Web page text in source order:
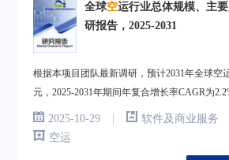
全球空运行业总体规模、主
研报告，2025-2031
根据本项目团队最新调研，预计2031年全球空
元，2025-2031年期间年复合增长率CAGR为
2025-10-29 |
软件及商业服务
空运